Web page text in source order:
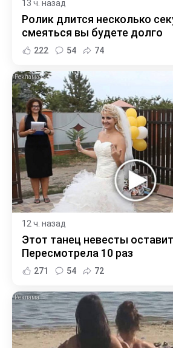
13 ч. назад
Ролик длится несколько
смеяться вы будете долго
222 54 74
12 ч. назад
Этот танец невесты
Пересмотрела 10 раз
271 54 72